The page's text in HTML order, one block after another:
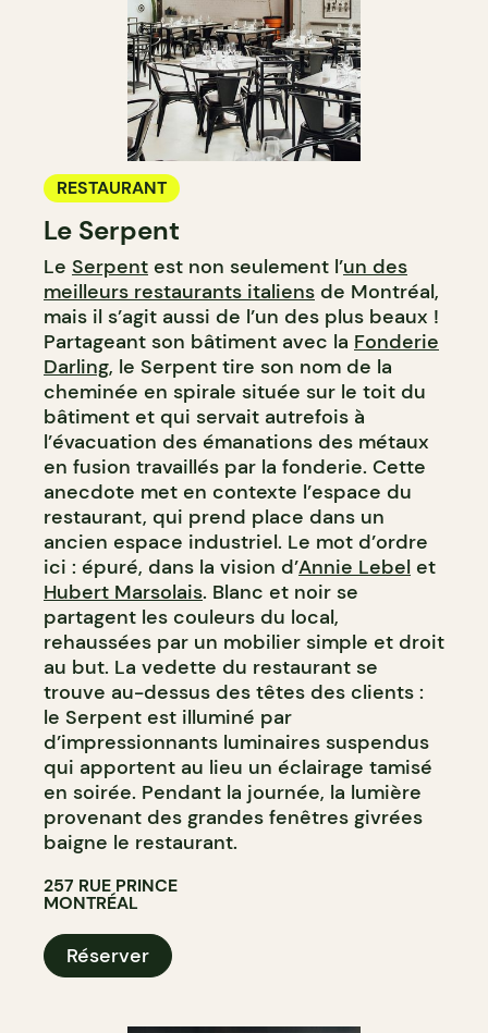
RESTAURANT
Le Serpent
Le Serpent est non seulement l’un des
meilleurs restaurants italiens de Montréal,
mais il s’agit aussi de l’un des plus beaux !
Partageant son bâtiment avec la Fonderie
Darling, le Serpent tire son nom de la
cheminée en spirale située sur le toit du
bâtiment et qui servait autrefois à
l’évacuation des émanations des métaux
en fusion travaillés par la fonderie. Cette
anecdote met en contexte l’espace du
restaurant, qui prend place dans un
ancien espace industriel. Le mot d’ordre
ici : épuré, dans la vision d’Annie Lebel et
Hubert Marsolais. Blanc et noir se
partagent les couleurs du local,
rehaussées par un mobilier simple et droit
au but. La vedette du restaurant se
trouve au-dessus des têtes des clients :
le Serpent est illuminé par
d’impressionnants luminaires suspendus
qui apportent au lieu un éclairage tamisé
en soirée. Pendant la journée, la lumière
provenant des grandes fenêtres givrées
baigne le restaurant.
257 RUE PRINCE
MONTRÉAL
Réserver